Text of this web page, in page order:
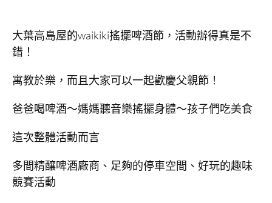
大葉高島屋的waikiki搖擺啤酒節，活動辦得真是不
錯！
寓教於樂，而且大家可以一起歡慶父親節！
爸爸喝啤酒～媽媽聽音樂搖擺身體～孩子們吃美食
這次整體活動而言
多間精釀啤酒廠商、足夠的停車空間、好玩的趣味
競賽活動